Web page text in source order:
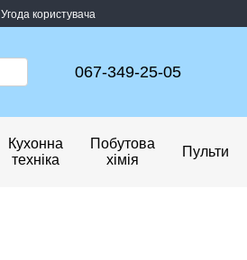
Угода користувача
067-349-25-05
Кухонна
техніка
Побутова
хімія
Пульти